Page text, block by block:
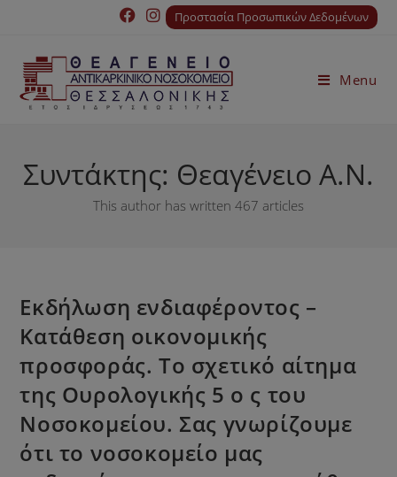
Προστασία Προσωπικών Δεδομένων
Menu
Συντάκτης: Θεαγένειο Α.Ν.
This author has written 467 articles
Εκδήλωση ενδιαφέροντος –
Κατάθεση οικονομικής
προσφοράς. Το σχετικό αίτημα
της Ουρολογικής 5 ο ς του
Νοσοκομείου. Σας γνωρίζουμε
ότι το νοσοκομείο μας